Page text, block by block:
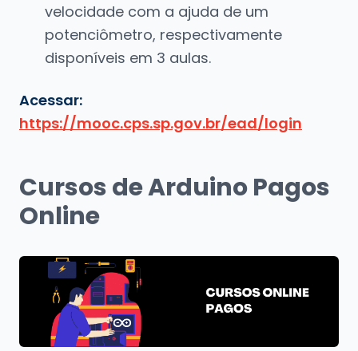
velocidade com a ajuda de um
potenciômetro, respectivamente
disponíveis em 3 aulas.
Acessar:
https://mooc.cps.sp.gov.br/ead/login
Cursos de Arduino Pagos
Online